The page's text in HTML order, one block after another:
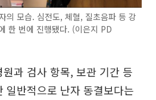
의 모습. 심전도, 체혈, 질초음파 등 강
한 번에 진행됐다. (이은지 PD
과 검사 항목, 보관 기간 등
일반적으로 난자 동결보다는